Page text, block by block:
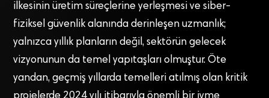
ilkesinin üretim süreçlerine yerleşmesi ve siber-
fiziksel güvenlik alanında derinleşen uzmanlık;
yalnızca yıllık planların değil, sektörün gelecek
vizyonunun da temel yapıtaşları olmuştur. Öte
yandan, geçmiş yıllarda temelleri atılmış olan kritik